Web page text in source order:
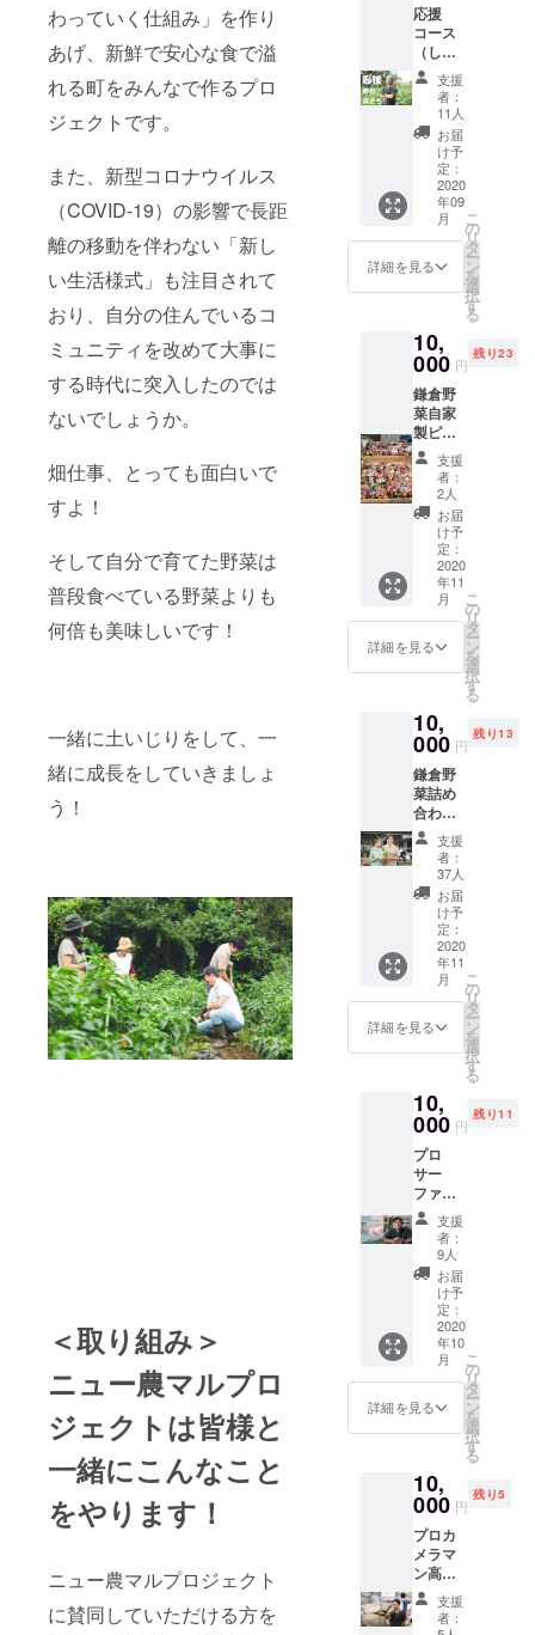
わっていく仕組み」を作り
あげ、新鮮で安心な食で溢
れる町をみんなで作るプロ
ジェクトです。
また、新型コロナウイルス
（COVID-19）の影響で長距
離の移動を伴わない「新し
い生活様式」も注目されて
おり、自分の住んでいるコ
ミュニティを改めて大事に
する時代に突入したのでは
ないでしょうか。
畑仕事、とっても面白いで
すよ！
そして自分で育てた野菜は
普段食べている野菜よりも
何倍も美味しいです！
一緒に土いじりをして、一
緒に成長をしていきましょ
う！
＜取り組み＞
ニュー農マルプロ
ジェクトは皆様と
一緒にこんなこと
をやります！
ニュー農マルプロジェクト
に賛同していただける方を
応援
コース
（しっ
かり）
HPへ名
前を記
載いた
しま
す。
「※支援
時、必
ず備考
欄にご
希望の
お名前
をご記
さ
い。」
支援
者：
11人
お届
け予
定：
2020
年09
月
詳細を見る
こ
の
リ
タ
ー
ン
を
選
択
す
る
10,
000 円
残り23
鎌倉野
菜自家
製ピク
ルス +
オリジ
ナル調
味料
コース
■発送内
容： 写
真が1回
の発送
容量イ
メージ
です。
支援
者：
2人
お届
け予
定：
2020
年11
月
詳細を見る
こ
の
リ
タ
ー
ン
を
選
択
す
る
10,
000 円
残り13
鎌倉野
菜詰め
合わせ1
回 ■発
送内
容：2枚
目の写
真が1回
の発送
容量イ
メージ
です。
支援
者：
37人
お届
け予
定：
2020
年11
月
詳細を見る
こ
の
リ
タ
ー
ン
を
選
択
す
る
10,
000 円
残り11
プロ
サー
ファー
和光大
による
サー
フィン
入門ス
クール
￥10,00
可能期
間：9
月ｰ12月
の間で
の 月
施を想
定 ■所
要時
間：2時
間 ■開
催場
所：湘
南エリ
支援
者：
9人
お届
け予
定：
2020
年10
月
詳細を見る
こ
の
リ
タ
ー
ン
を
選
択
す
る
10,
000 円
残り5
プロカ
メラマ
ン高橋
創平に
よる撮
影つき
支援
者：